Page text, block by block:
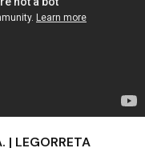
| LEGORRETA